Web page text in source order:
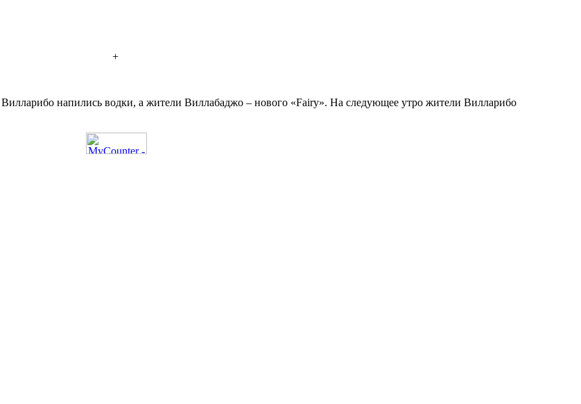
+
напились водки, а жители Виллабаджо – нового «Fairу». На следующее утро жители Вилларибо